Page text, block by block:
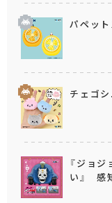
パペッ
チェゴ
『ジョ
い』 感